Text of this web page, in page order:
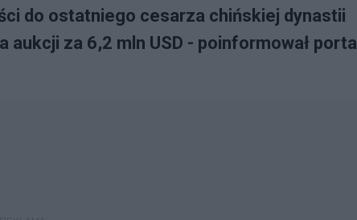
do ostatniego cesarza chińskiej dynastii
aukcji za 6,2 mln USD - poinformował portal